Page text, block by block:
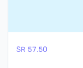
57.50 SR